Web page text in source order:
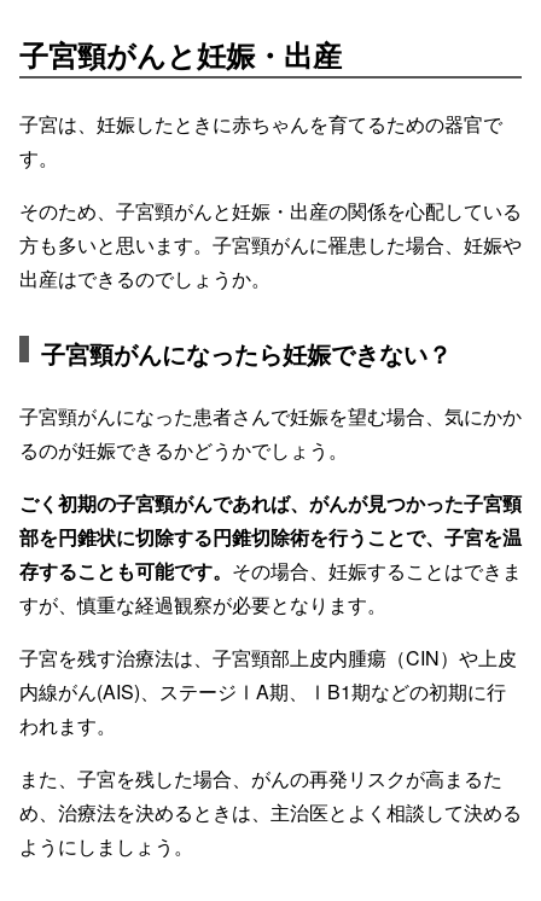
子宮頸がんと妊娠・出産
子宮は、妊娠したときに赤ちゃんを育てるための器官で
す。
そのため、子宮頸がんと妊娠・出産の関係を心配している
方も多いと思います。子宮頸がんに罹患した場合、妊娠や
出産はできるのでしょうか。
子宮頸がんになったら妊娠できない？
子宮頸がんになった患者さんで妊娠を望む場合、気にかか
るのが妊娠できるかどうかでしょう。
ごく初期の子宮頸がんであれば、がんが見つかった子宮頸
部を円錐状に切除する円錐切除術を行うことで、子宮を温
存することも可能です。 その場合、妊娠することはできま
すが、慎重な経過観察が必要となります。
子宮を残す治療法は、子宮頸部上皮内腫瘍（CIN）や上皮
内線がん(AIS)、ステージⅠA期、ⅠB1期などの初期に行
われます。
また、子宮を残した場合、がんの再発リスクが高まるた
め、治療法を決めるときは、主治医とよく相談して決める
ようにしましょう。